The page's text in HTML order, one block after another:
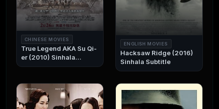
CHINESE MOVIES
True Legend AKA Su Qi-
er (2010) Sinhala
Subtitle
ENGLISH MOVIES
Hacksaw Ridge (2016)
Sinhala Subtitle